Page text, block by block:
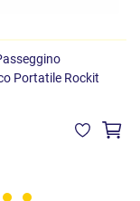
Portatile Rockit